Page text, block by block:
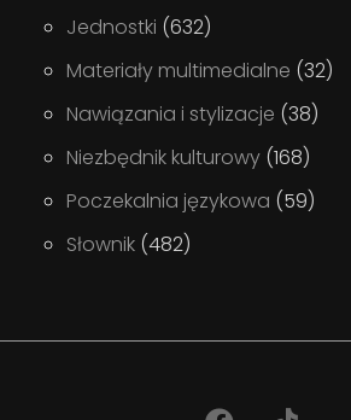
Jednostki (632)
Materiały multimedialne (32)
Nawiązania i stylizacje (38)
Niezbędnik kulturowy (168)
Poczekalnia językowa (59)
Słownik (482)